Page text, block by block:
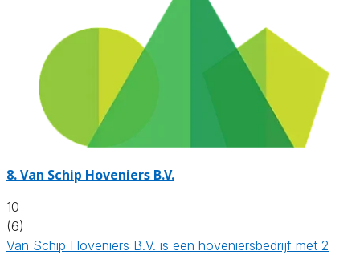
8.Van Schip Hoveniers B.V.
10
(6)
Van Schip Hoveniers B.V. is een hoveniersbedrijf met 2